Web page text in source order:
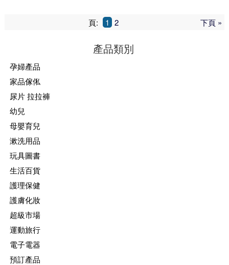
產品類別
孕婦產品
家品傢俬
尿片 拉拉褲
幼兒
母嬰育兒
漱洗用品
玩具圖書
生活百貨
護理保健
護膚化妝
超級市場
運動旅行
電子電器
預訂產品
下頁 »
頁: 1 2